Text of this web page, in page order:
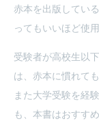
赤本を出版してい
ってもいいほど使用
受験者が高校生以
は、赤本に慣れて
また大学受験を経
も、本書はおすすめ